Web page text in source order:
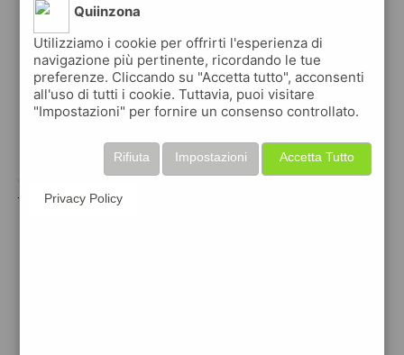
↴
scarica gratis app
pubblica gratis i tuoi annunci
con quiinzona puoi inserire gratuitamente i
tuoi annunci per :
Quiinzona
Utilizziamo i cookie per offrirti l'esperienza di
navigazione più pertinente, ricordando le tue
preferenze. Cliccando su "Accetta tutto", acconsenti
all'uso di tutti i cookie. Tuttavia, puoi visitare
"Impostazioni" per fornire un consenso controllato.
Accetta Tutto
Impostazioni
Rifiuta
Privacy Policy